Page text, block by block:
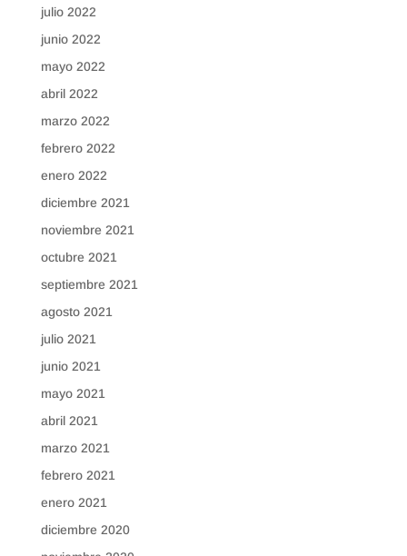
julio 2022
junio 2022
mayo 2022
abril 2022
marzo 2022
febrero 2022
enero 2022
diciembre 2021
noviembre 2021
octubre 2021
septiembre 2021
agosto 2021
julio 2021
junio 2021
mayo 2021
abril 2021
marzo 2021
febrero 2021
enero 2021
diciembre 2020